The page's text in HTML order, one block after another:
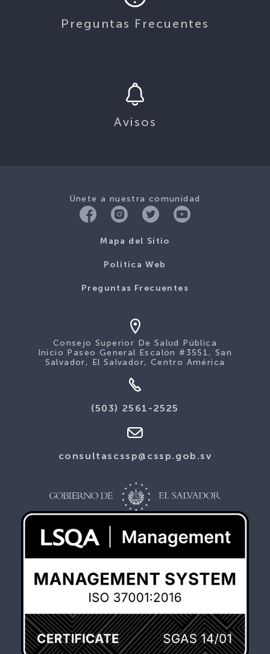
Preguntas Frecuentes
Avisos
Únete a nuestra comunidad
Mapa del Sitio
Politica Web
Preguntas Frecuentes
Consejo Superior De Salud Pública
Inicio Paseo General Escalón #3551, San
Salvador, El Salvador, Centro América
(503) 2561-2525
consultascssp@cssp.gob.sv